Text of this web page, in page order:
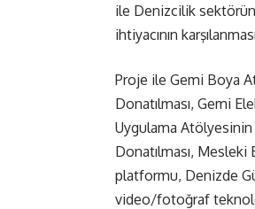
ile Denizcilik
ihtiyacının
Proje ile Gemi Boya
Donatılması, Gemi
Uygulama Atölyesinin
Donatılması,
platformu, Denizde
video/fotoğraf